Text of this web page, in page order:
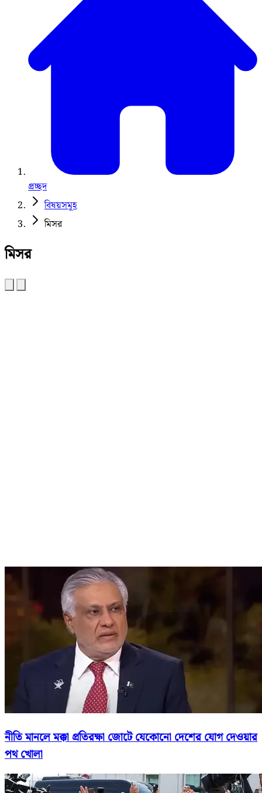
প্রচ্ছদ
বিষয়সমূহ
মিসর
মিসর
নীতি মানলে মক্কা প্রতিরক্ষা জোটে যেকোনো দেশের যোগ দেওয়ার
পথ খোলা